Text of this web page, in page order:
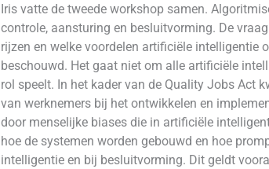
Iris vatte de tweede workshop samen.
controle, aansturing en besluitvorming. De
rijzen en welke voordelen artificiële intelligentie
beschouwd. Het gaat niet om alle artificiële
rol speelt. In het kader van de Quality Jobs Act
van werknemers bij het ontwikkelen en
door menselijke biases die in artificiële
hoe de systemen worden gebouwd en hoe
intelligentie en bij besluitvorming. Dit geldt